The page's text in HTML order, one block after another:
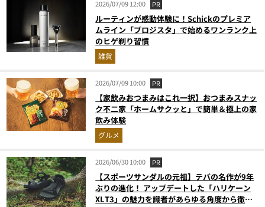
2026/07/09 12:00 PR
ルーティンが感動体験に！Schickのプレミア
ムライン「プロジスタ」で始めるワンランク上
のヒゲ剃り習慣
雑貨
2026/07/09 10:00 PR
【家飲みおつまみはこれ一択】おつまみスナッ
ク不二家「ホームサクッと」で簡単＆極上の家
飲み体験
グルメ
2026/06/30 10:00 PR
【スポーツサンダルの元祖】テバの名作が9年
ぶりの進化！ アップデートした「ハリケーン
XLT3」の魅力を識者があらゆる角度から徹底